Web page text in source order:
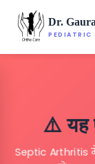
Dr.
PEDIATRIC
⚠️ यह
Septic Arthritis